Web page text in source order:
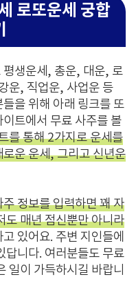
로또운세 궁합
평생운세, 총운, 대운, 로
운, 직업운, 사업운 등
을 위해 아래 링크를 또
트에서 무료 사주를 볼
를 통해 2가지로 운세를
운 운세, 그리고 신년운
정보를 입력하면 꽤 자
도 매년 점신뿐만 아니라
고 있어요. 주변 지인들에
답니다. 여러분들도 무료
일이 가득하시길 바랍니